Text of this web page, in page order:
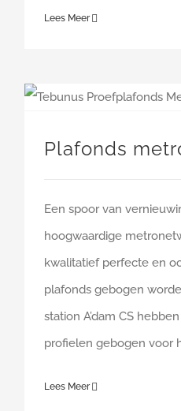
Lees Meer
Plafonds
Een spoor van
hoogwaardige
kwalitatief perfecte en
plafonds gebogen
station A’dam CS
profielen gebogen voor
Lees Meer